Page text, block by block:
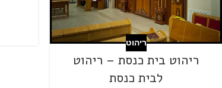
ריהוט
ריהוט בית כנסת – ריהוט
לבית כנסת